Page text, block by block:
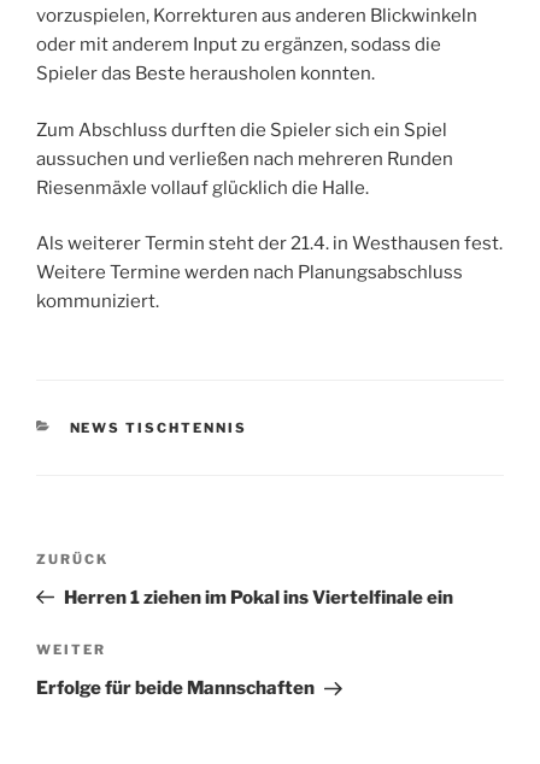
vorzuspielen, Korrekturen aus anderen Blickwinkeln
oder mit anderem Input zu ergänzen, sodass die
Spieler das Beste herausholen konnten.
Zum Abschluss durften die Spieler sich ein Spiel
aussuchen und verließen nach mehreren Runden
Riesenmäxle vollauf glücklich die Halle.
Als weiterer Termin steht der 21.4. in Westhausen fest.
Weitere Termine werden nach Planungsabschluss
kommuniziert.
KATEGORIEN
NEWS TISCHTENNIS
Beitragsnavigation
Vorheriger
Beitrag
ZURÜCK
Herren 1 ziehen im Pokal ins Viertelfinale ein
Nächster
Beitrag
WEITER
Erfolge für beide Mannschaften